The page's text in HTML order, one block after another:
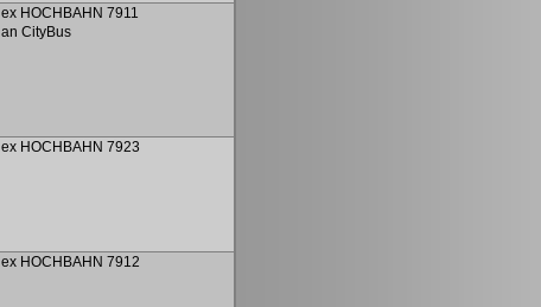
ex HOCHBAHN 7911
an CityBus
ex HOCHBAHN 7923
ex HOCHBAHN 7912